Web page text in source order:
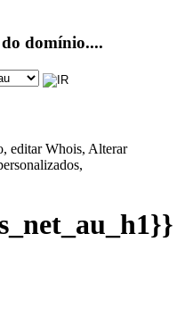
domínio....
editar Whois, Alterar